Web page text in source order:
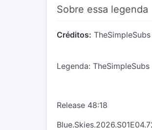
Sobre essa legenda
Créditos: TheSimpleSubs
Legenda: TheSimpleSubs
Release 48:18